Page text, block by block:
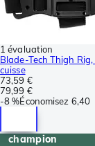
1 évaluation
Blade-Tech Thigh
cuisse
73,59 €
79,99 €
-8 %Économisez 6,40
champion